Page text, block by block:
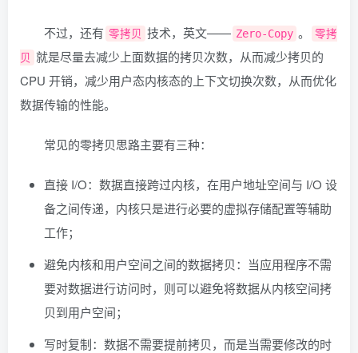
不过，还有 零拷贝 技术，英文—— Zero-Copy 。
零拷
贝 就是尽量去减少上面数据的拷贝次数，从而减少拷贝的
CPU 开销，减少用户态内核态的上下文切换次数，从而优化
数据传输的性能。
常见的零拷贝思路主要有三种：
直接 I/O：数据直接跨过内核，在用户地址空间与 I/O 设
备之间传递，内核只是进行必要的虚拟存储配置等辅助
工作；
避免内核和用户空间之间的数据拷贝：当应用程序不需
要对数据进行访问时，则可以避免将数据从内核空间拷
贝到用户空间；
写时复制：数据不需要提前拷贝，而是当需要修改的时